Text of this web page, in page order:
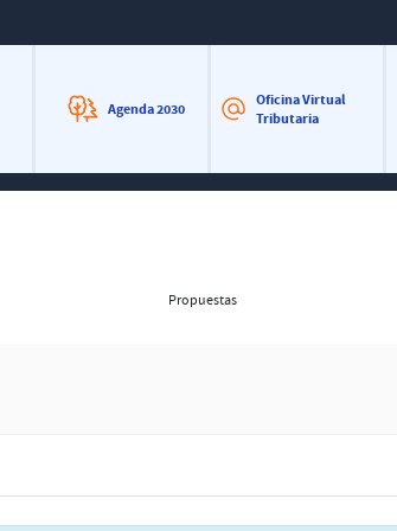
Agenda 2030
Oficina Virtual
Tributaria
Propuestas